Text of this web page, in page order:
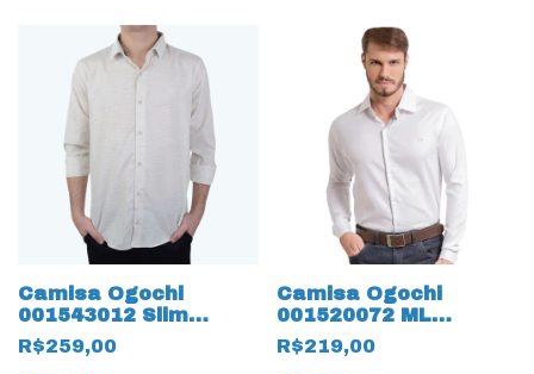
Camisa Ogochi
001543012 Slim
Casual Flame 18845
Linho
R$259,00
Camisa Ogochi
001520072 ML
Essencial Slim 18844
Branco
R$219,00